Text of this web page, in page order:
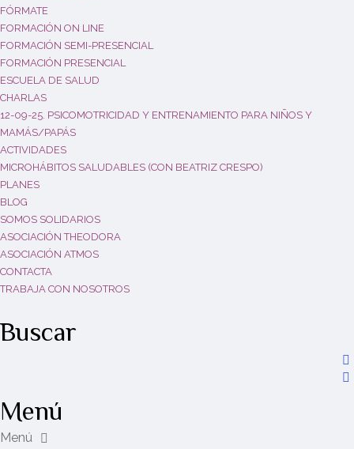
FÓRMATE
FORMACIÓN ON LINE
FORMACIÓN SEMI-PRESENCIAL
FORMACIÓN PRESENCIAL
ESCUELA DE SALUD
CHARLAS
12-09-25. PSICOMOTRICIDAD Y ENTRENAMIENTO PARA NIÑOS Y
MAMÁS/PAPÁS
ACTIVIDADES
MICROHÁBITOS SALUDABLES (CON BEATRIZ CRESPO)
PLANES
BLOG
SOMOS SOLIDARIOS
ASOCIACIÓN THEODORA
ASOCIACIÓN ATMOS
CONTACTA
TRABAJA CON NOSOTROS
Buscar
Menú